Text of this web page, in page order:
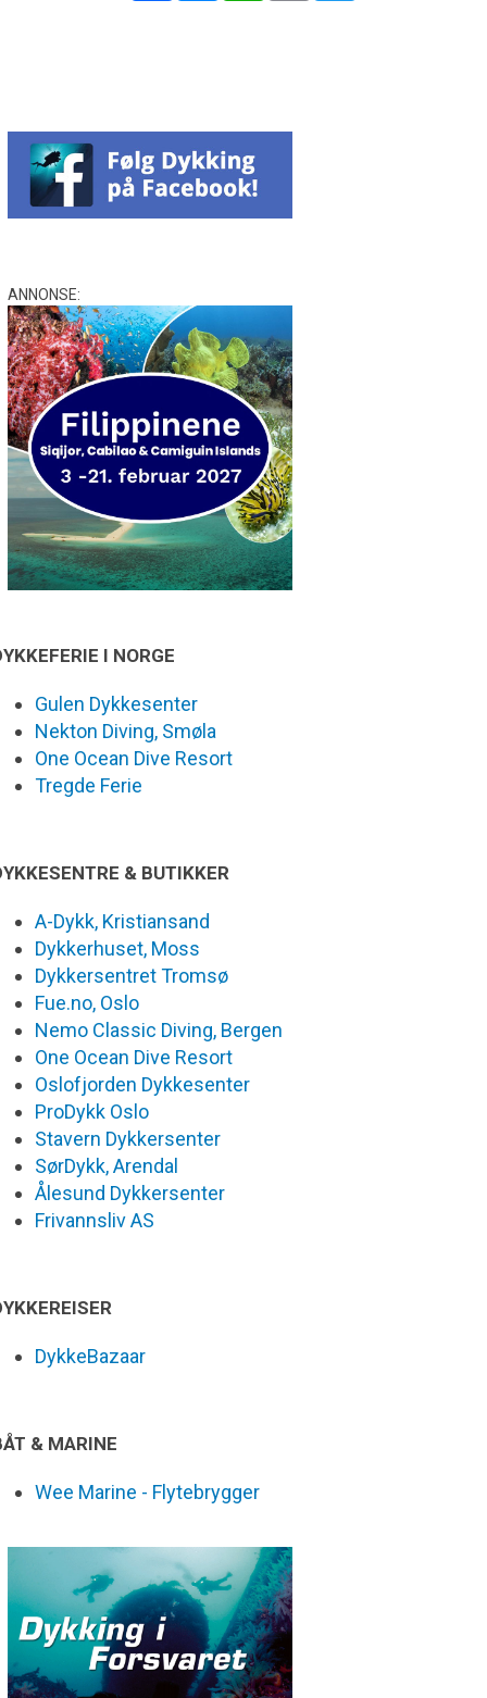
ANNONSE:
I NORGE
Gulen Dykkesenter
Nekton Diving, Smøla
One Ocean Dive Resort
Tregde Ferie
& BUTIKKER
A-Dykk, Kristiansand
Dykkerhuset, Moss
Dykkersentret Tromsø
Fue.no, Oslo
Nemo Classic Diving, Bergen
One Ocean Dive Resort
Oslofjorden Dykkesenter
ProDykk Oslo
Stavern Dykkersenter
SørDykk, Arendal
Ålesund Dykkersenter
Frivannsliv AS
DykkeBazaar
& MARINE
Wee Marine - Flytebrygger